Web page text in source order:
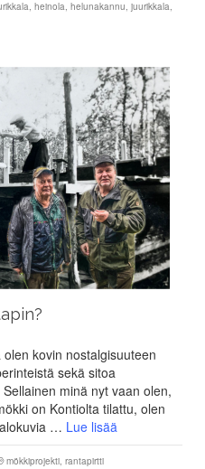
, heinola, helunakannu, juurikkala,
kovin nostalgisuuteen
sekä sitoa
minä nyt vaan olen,
on Kontiolta tilattu, olen
… Lue lisää
mökkiprojekti, rantapirtti